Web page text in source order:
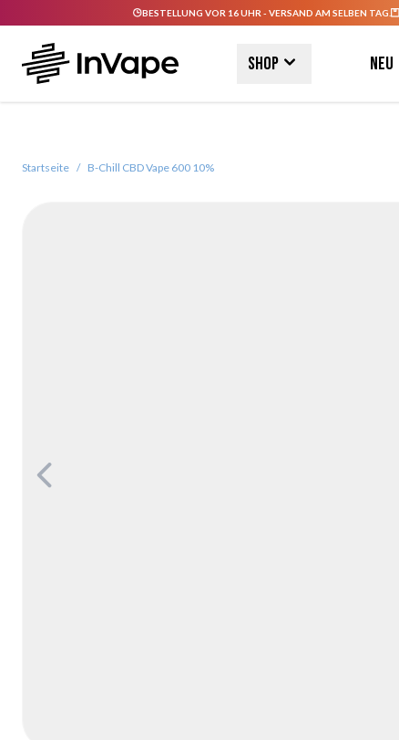
BESTELLUNG VOR 16 UHR - VERSAND AM SELBEN TAG.
Shop Neu
Startseite / B-Chill CBD Vape 600 10%